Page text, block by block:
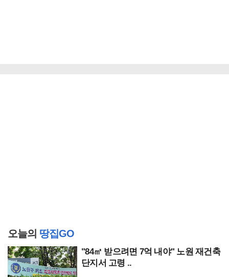
오늘의 땅집GO
"84㎡ 받으려면 7억 내야" 노원 재건축
단지서 고령 ..